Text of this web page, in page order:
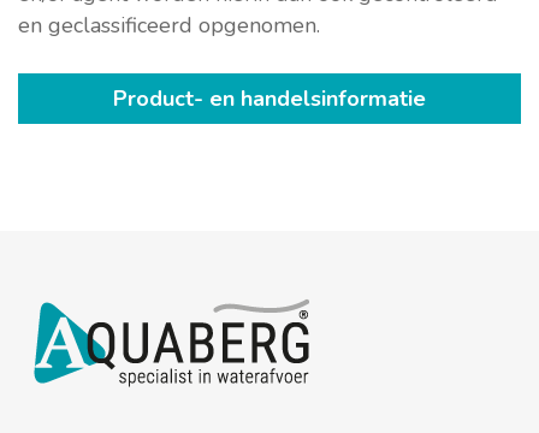
en geclassificeerd opgenomen.
Product- en handelsinformatie